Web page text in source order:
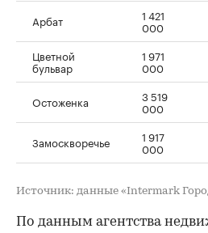
Арбат 1 421
000
Цветной
бульвар
1 971
000
Остоженка 3 519
000
Замоскворечье 1 917
000
Источник: данные «Intermark
По данным агентства